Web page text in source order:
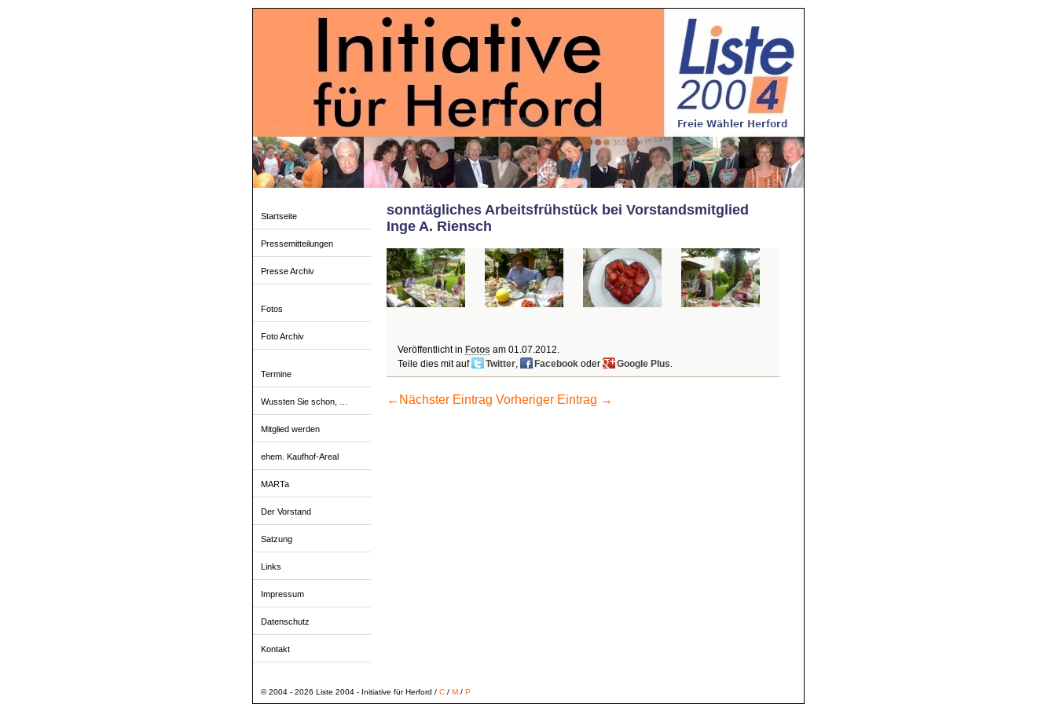
Startseite
Pressemitteilungen
Presse Archiv
Fotos
Foto Archiv
Termine
Wussten Sie schon, …
Mitglied werden
ehem. Kaufhof-Areal
MARTa
Der Vorstand
Satzung
Links
Impressum
Datenschutz
Kontakt
sonntägliches Arbeitsfrühstück bei Vorstandsmitglied
Inge A. Riensch
Veröffentlicht in Fotos am 01.07.2012.
Teile dies mit auf
Twitter, Facebookoder Google Plus.
← Nächster Eintrag Vorheriger Eintrag →
© 2004 - 2026 Liste 2004 - Initiative für Herford / C/ M/ P